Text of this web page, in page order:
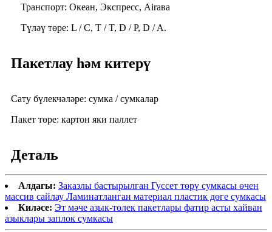
Транспорт: Океан, Экспресс, Airава
Түләү төре: L / C, T / T, D / P, D / A.
Пакетлау һәм китерү
Сату бүлекчәләре: сумка / сумкалар
Пакет төре: картон яки паллет
Деталь
Алдагы: Заказлы бастырылган Гуссет төрү сумкасы өчен
массив сайлау Ламинатланган материал пластик дөге сумкасы
Киләсе: Эт мәче азык-төлек пакетлары фатир асты хайван
азыклары заплок сумкасы